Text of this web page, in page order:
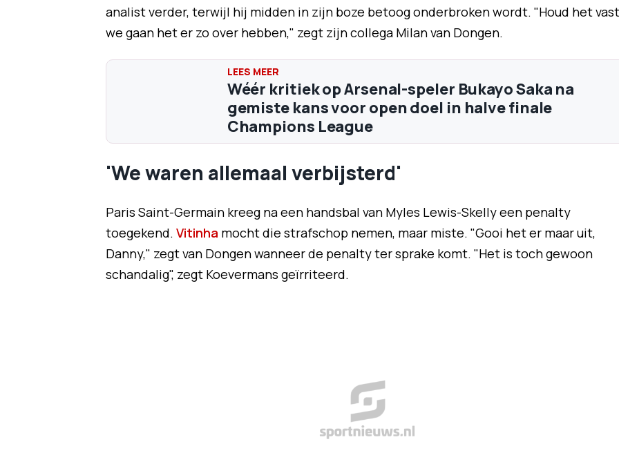
analist verder, terwijl hij midden in zijn boze betoog onderbroken wordt. "Houd het
we gaan het er zo over hebben," zegt zijn collega Milan van Dongen.
Wéér kritiek op Arsenal-speler Bukayo Saka na
gemiste kans voor open doel in halve finale
Champions League
'We waren allemaal verbijsterd'
Paris Saint-Germain kreeg na een handsbal van Myles Lewis-Skelly een penalty
toegekend. Vitinha mocht die strafschop nemen, maar miste. "Gooi het er maar uit,
Danny," zegt van Dongen wanneer de penalty ter sprake komt. "Het is toch gewoon
schandalig", zegt Koevermans geïrriteerd.